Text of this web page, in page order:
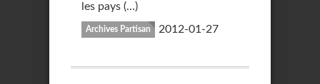
les pays (…)
Archives Partisan 2012-01-27